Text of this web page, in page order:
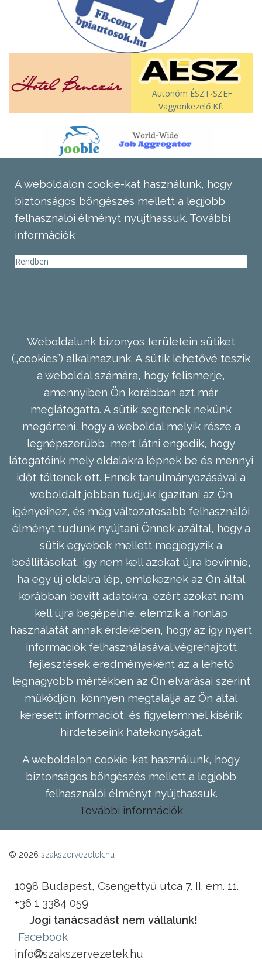
Autonóm ÉSZT-SZEF
Vagyonkezelő Kft.
A weboldalon cookie-kat használunk, hogy
biztonságos böngészés mellett a legjobb
felhasználói élményt nyújthassuk. További
információk
Rendben
Weboldalunk bizonyos területein sütiket
(„cookies”) alkalmazunk. A sütik lehetővé teszik
a weboldal számára, hogy felismerje,
amennyiben Ön korábban azt már
meglátogatta. A sütik segítenek nekünk
megérteni, hogy a weboldal melyik része a
legnépszerűbb, mert látni engedik, hogy
látogatóink mely oldalakra lépnek be és mennyi
időt töltenek ott. Ennek tanulmányozásával a
weboldalt jobban tudjuk igazítani az Ön
igényeihez, és még változatosabb felhasználói
élményt tudunk nyújtani Önnek azáltal, hogy a
sütik egyebek mellett megjegyzik a
beállításokat, így nem kell azokat újra bevinnie,
ha egy új oldalra lép, emlékeznek az Ön által
korábban bevitt adatokra, ezért azokat nem
kell újra begépelnie, elemzik a honlap
használatát annak érdekében, hogy az így nyert
információk felhasználásával végrehajtott
fejlesztések eredményeként az a lehető
legnagyobb mértékben az Ön elvárásai szerint
működjön, könnyen megtalálja az Ön által
keresett információt, és figyelemmel kísérik
hirdetéseink hatékonyságát.
A weboldalon cookie-kat használunk, hogy
biztonságos böngészés mellett a legjobb
felhasználói élményt nyújthassuk.
További információk
© 2026 szakszervezetek.hu
1098 Budapest, Csengettyű utca 7. II. em. 11.
+36 1 3384 059
Jogi tanácsadást nem vállalunk!
Facebook
info
szakszervezetek.hu